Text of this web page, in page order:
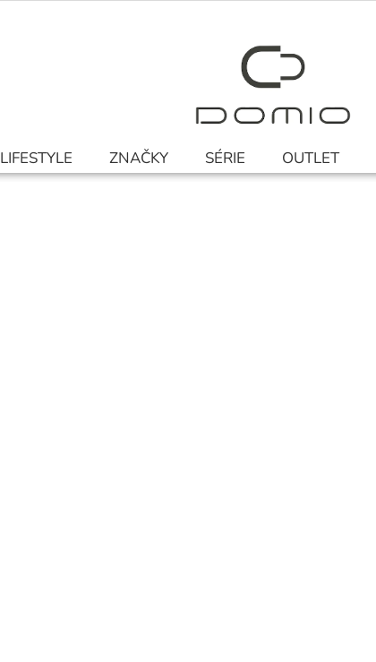
LIFESTYLE ZNAČKY SÉRIE OUTLET